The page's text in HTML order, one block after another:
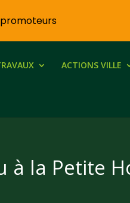
ACTIONS VILLE
à la Petite
promoteurs